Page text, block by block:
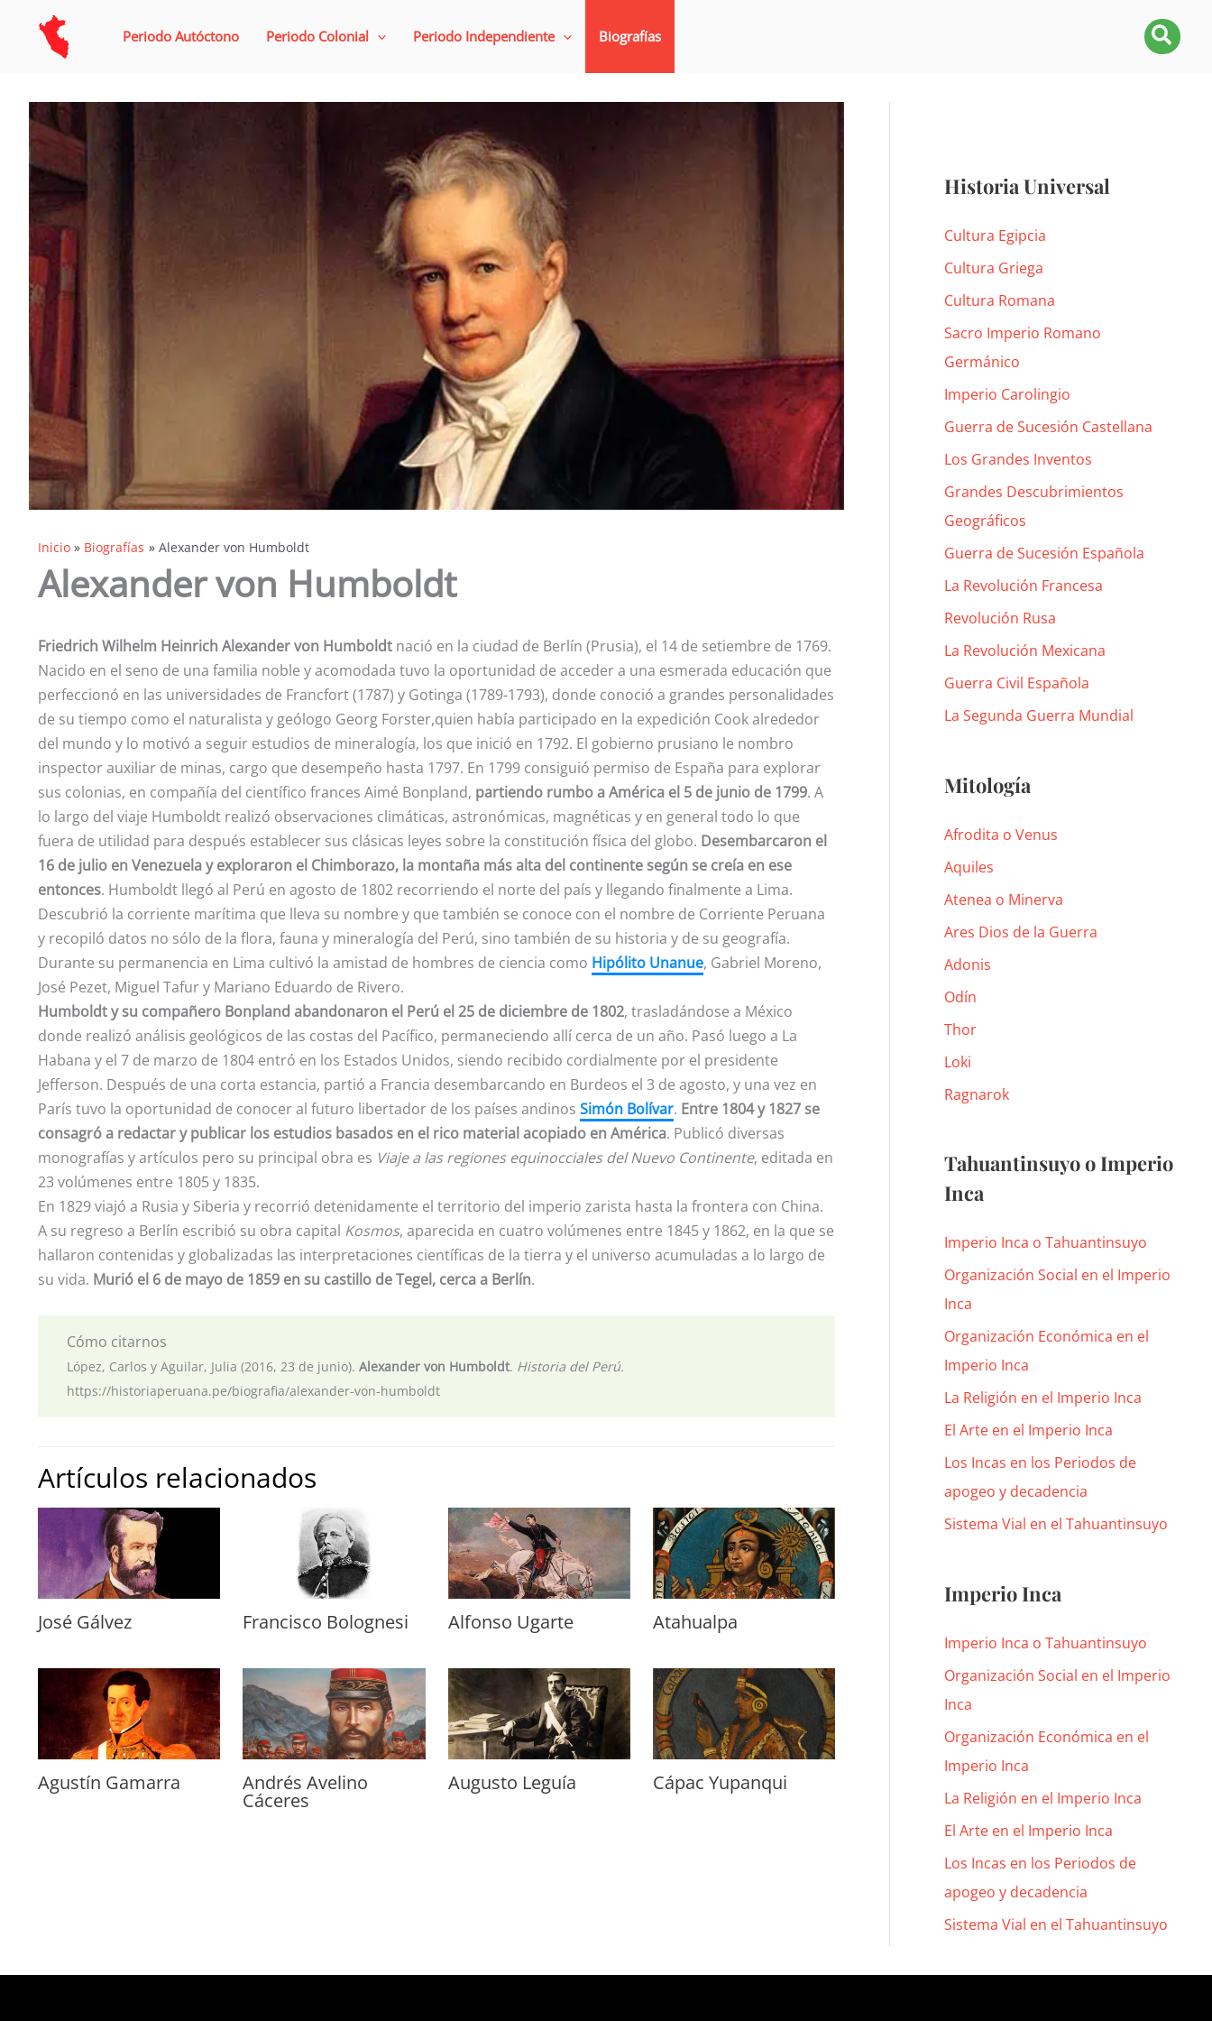
contenido
Periodo Autóctono Periodo Colonial Periodo Independiente Biografías
Inicio Biografías Alexander von Humboldt
Alexander von Humboldt
Friedrich Wilhelm Heinrich Alexander von Humboldt nació en la ciudad de Berlín (Prusia), el 14 de setiembre de 1769.
Nacido en el seno de una familia noble y acomodada tuvo la oportunidad de acceder a una esmerada educación que
perfeccionó en las universidades de Francfort (1787) y Gotinga (1789-1793), donde conoció a grandes personalidades
de su tiempo como el naturalista y geólogo Georg Forster,quien había participado en la expedición Cook alrededor
del mundo y lo motivó a seguir estudios de mineralogía, los que inició en 1792. El gobierno prusiano le nombro
inspector auxiliar de minas, cargo que desempeño hasta 1797. En 1799 consiguió permiso de España para explorar
sus colonias, en compañía del científico frances Aimé Bonpland, partiendo rumbo a América el 5 de junio de 1799. A
lo largo del viaje Humboldt realizó observaciones climáticas, astronómicas, magnéticas y en general todo lo que
fuera de utilidad para después establecer sus clásicas leyes sobre la constitución física del globo. Desembarcaron el
16 de julio en Venezuela y exploraron el Chimborazo, la montaña más alta del continente según se creía en ese
entonces. Humboldt llegó al Perú en agosto de 1802 recorriendo el norte del país y llegando finalmente a Lima.
Descubrió la corriente marítima que lleva su nombre y que también se conoce con el nombre de Corriente Peruana
y recopiló datos no sólo de la flora, fauna y mineralogía del Perú, sino también de su historia y de su geografía.
Durante su permanencia en Lima cultivó la amistad de hombres de ciencia como Hipólito Unanue, Gabriel Moreno,
José Pezet, Miguel Tafur y Mariano Eduardo de Rivero.
Humboldt y su compañero Bonpland abandonaron el Perú el 25 de diciembre de 1802, trasladándose a México
donde realizó análisis geológicos de las costas del Pacífico, permaneciendo allí cerca de un año. Pasó luego a La
Habana y el 7 de marzo de 1804 entró en los Estados Unidos, siendo recibido cordialmente por el presidente
Jefferson. Después de una corta estancia, partió a Francia desembarcando en Burdeos el 3 de agosto, y una vez en
París tuvo la oportunidad de conocer al futuro libertador de los países andinos Simón Bolívar. Entre 1804 y 1827 se
consagró a redactar y publicar los estudios basados en el rico material acopiado en América. Publicó diversas
monografías y artículos pero su principal obra es Viaje a las regiones equinocciales del Nuevo Continente, editada en
23 volúmenes entre 1805 y 1835.
En 1829 viajó a Rusia y Siberia y recorrió detenidamente el territorio del imperio zarista hasta la frontera con China.
A su regreso a Berlín escribió su obra capital Kosmos, aparecida en cuatro volúmenes entre 1845 y 1862, en la que se
hallaron contenidas y globalizadas las interpretaciones científicas de la tierra y el universo acumuladas a lo largo de
su vida. Murió el 6 de mayo de 1859 en su castillo de Tegel, cerca a Berlín.
Cómo citarnos
López, Carlos y Aguilar, Julia (2016, 23 de junio). Alexander von Humboldt. Historia del Perú.
https://historiaperuana.pe/biografia/alexander-von-humboldt
Artículos relacionados
José Gálvez Francisco Bolognesi Alfonso Ugarte Atahualpa
Agustín Gamarra Andrés Avelino
Cáceres
Augusto Leguía Cápac Yupanqui
Historia Universal
Cultura Egipcia
Cultura Griega
Cultura Romana
Sacro Imperio Romano
Germánico
Imperio Carolingio
Guerra de Sucesión Castellana
Los Grandes Inventos
Grandes Descubrimientos
Geográficos
Guerra de Sucesión Española
La Revolución Francesa
Revolución Rusa
La Revolución Mexicana
Guerra Civil Española
La Segunda Guerra Mundial
Mitología
Afrodita o Venus
Aquiles
Atenea o Minerva
Ares Dios de la Guerra
Adonis
Odín
Thor
Loki
Ragnarok
Tahuantinsuyo o Imperio
Inca
Imperio Inca o Tahuantinsuyo
Organización Social en el Imperio
Inca
Organización Económica en el
Imperio Inca
La Religión en el Imperio Inca
El Arte en el Imperio Inca
Los Incas en los Periodos de
apogeo y decadencia
Sistema Vial en el Tahuantinsuyo
Imperio Inca
Imperio Inca o Tahuantinsuyo
Organización Social en el Imperio
Inca
Organización Económica en el
Imperio Inca
La Religión en el Imperio Inca
El Arte en el Imperio Inca
Los Incas en los Periodos de
apogeo y decadencia
Sistema Vial en el Tahuantinsuyo